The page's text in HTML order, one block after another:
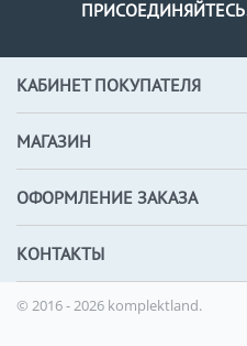
КАБИНЕТ ПОКУПАТЕЛЯ
МАГАЗИН
ОФОРМЛЕНИЕ ЗАКАЗА
КОНТАКТЫ
© 2016 - 2026 komplektland.